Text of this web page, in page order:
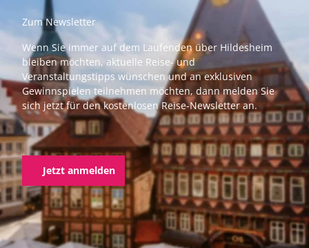
Zum Newsletter
Wenn Sie immer auf dem Laufenden über Hildesheim
bleiben möchten, aktuelle Reise- und
Veranstaltungstipps wünschen und an exklusiven
Gewinnspielen teilnehmen möchten, dann melden Sie
sich jetzt für den kostenlosen Reise-Newsletter an.
Jetzt anmelden
F
a
I
n
s